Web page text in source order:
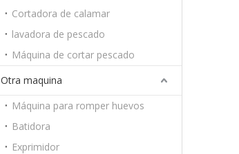
Cortadora de calamar
lavadora de pescado
Máquina de cortar pescado
Otra maquina
Máquina para romper huevos
Batidora
Exprimidor